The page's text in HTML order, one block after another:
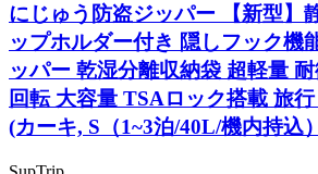
にじゅう防盗ジッパー 【新型】
ップホルダー付き 隠しフック機
ッパー 乾湿分離収納袋 超軽量
回転 大容量 TSAロック搭載 旅
(カーキ, S（1~3泊/40L/機内持込